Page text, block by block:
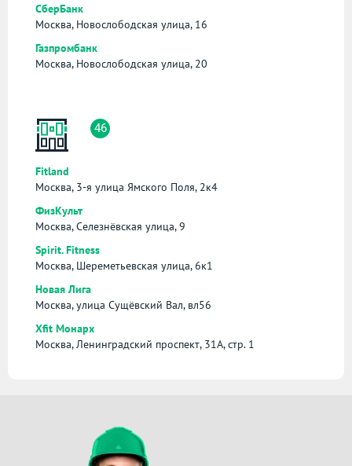
СберБанк
Москва, Новослободская улица, 16
Газпромбанк
Москва, Новослободская улица, 20
46
Fitland
Москва, 3-я улица Ямского Поля, 2к4
ФизКульт
Москва, Селезнёвская улица, 9
Spirit. Fitness
Москва, Шереметьевская улица, 6к1
Новая Лига
Москва, улица Сущёвский Вал, вл56
Xfit Монарх
Москва, Ленинградский проспект, 31А, стр. 1